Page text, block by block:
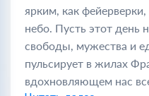
ярким, как
небо. Пусть этот день
свободы, мужества и
пульсирует в жилах
вдохновляющем нас